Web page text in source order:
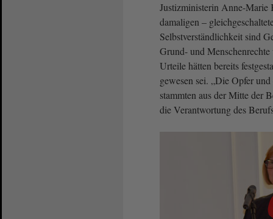
Justizministerin Anne-Marie
damaligen –
Selbstverständlichkeit sind
Grund- und
Urteile hätten bereits
gewesen sei. „Die Opfer
stammten aus der Mitte der
die Verantwortung des